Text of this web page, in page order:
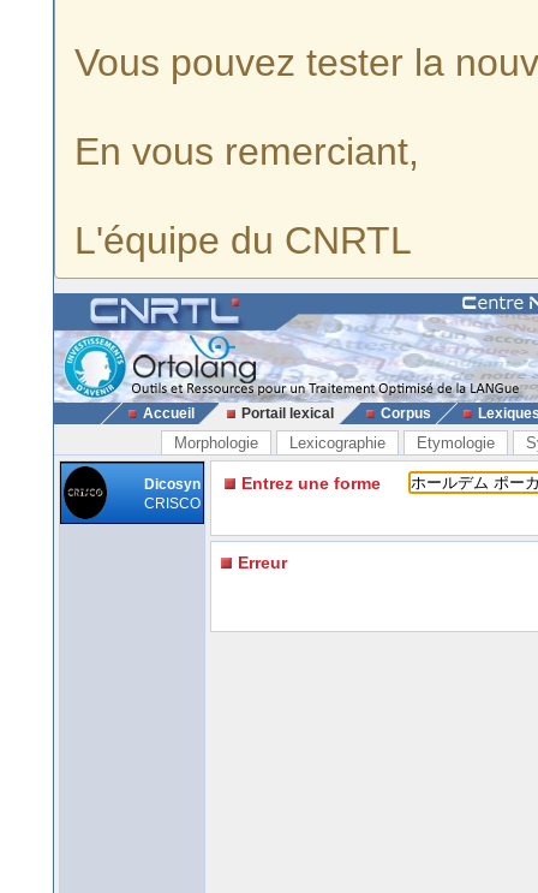
Vous pouvez tester la
En vous remerciant,
L'équipe du CNRTL
Accueil Portail lexical Corpus
Morphologie Lexicographie Etymologie
Dicosyn
CRISCO
Entrez une forme
Erreur